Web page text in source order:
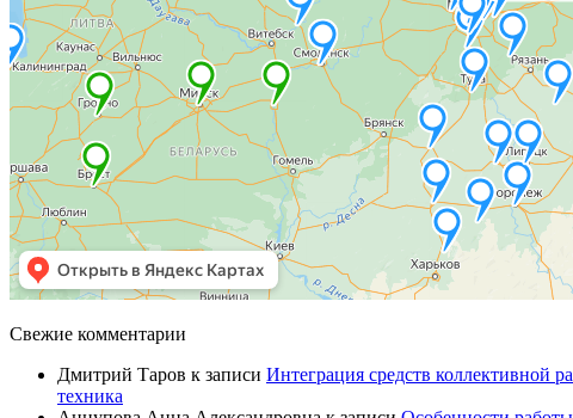
Свежие комментарии
Дмитрий Таров к записи Интеграция средств коллективной
техника